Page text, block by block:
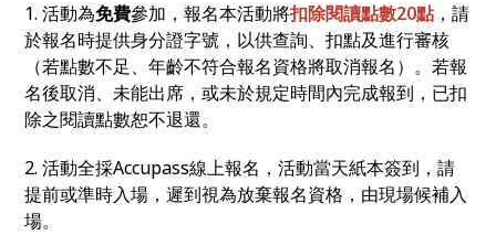
1. 活動為免費參加，報名本活動將扣除閱讀點數20點，請
於報名時提供身分證字號，以供查詢、扣點及進行審核
（若點數不足、年齡不符合報名資格將取消報名）。若報
名後取消、未能出席，或未於規定時間內完成報到，已扣
除之閱讀點數恕不退還。
2. 活動全採Accupass線上報名，活動當天紙本簽到，請
提前或準時入場，遲到視為放棄報名資格，由現場候補入
場。